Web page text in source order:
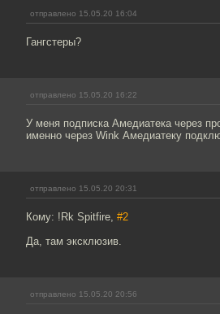
отправлено 15.05.20 16:04
Гангстеры?
отправлено 15.05.20 16:22
У меня подписка Амедиатека через
именно через Wink Амедиатеку
отправлено 15.05.20 20:31
Кому: !Rk Spitfire, #2
Да, там эксклюзив.
отправлено 15.05.20 20:56